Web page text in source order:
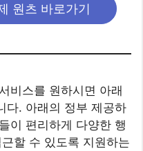
원츠 바로가기
비스를 원하시면 아래
다. 아래의 정부 제공하
이 편리하게 다양한 행
할 수 있도록 지원하는